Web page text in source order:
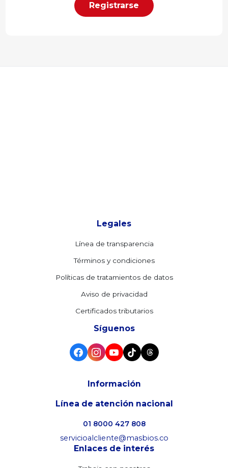
Registrarse
Legales
Línea de transparencia
Términos y condiciones
Políticas de tratamientos de datos
Aviso de privacidad
Certificados tributarios
Síguenos
Información
Línea de atención nacional
01 8000 427 808
servicioalcliente@masbios.co
Enlaces de interés